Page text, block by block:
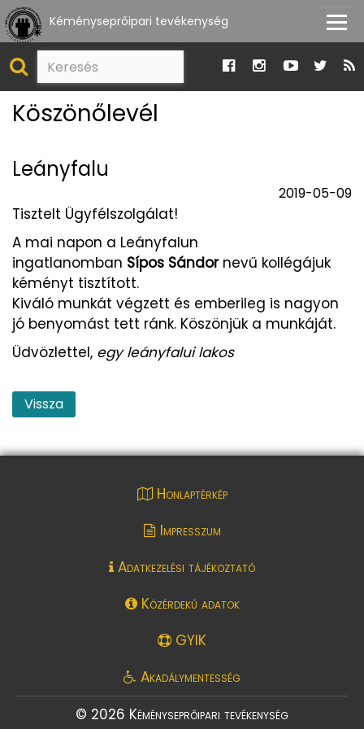
Kéményseprőipari tevékenység
Köszönőlevél
Leányfalu
2019-05-09
Tisztelt Ügyfélszolgálat!
A mai napon a Leányfalun
ingatlanomban Sípos Sándornevű kollégájuk
kéményt tisztított.
Kiváló munkát végzett és emberileg is nagyon
jó benyomást tett ránk. Köszönjük a munkáját.
Üdvözlettel, egy leányfalui lakos
Vissza
Honlaptérkép
Impresszum
Adatkezelési tájékoztató
Közérdekű adatok
GYIK
Akadálymentesség
© 2026 Kéményseprőipari tevékenység